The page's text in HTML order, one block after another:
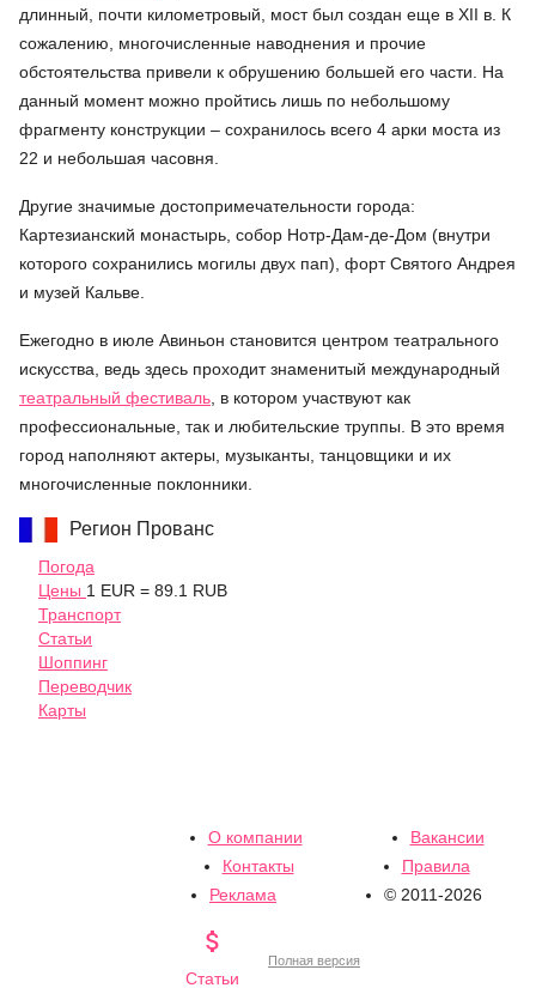
длинный, почти километровый, мост был создан еще в XII в. К
сожалению, многочисленные наводнения и прочие
обстоятельства привели к обрушению большей его части. На
данный момент можно пройтись лишь по небольшому
фрагменту конструкции – сохранилось всего 4 арки моста из
22 и небольшая часовня.
Другие значимые достопримечательности города:
Картезианский монастырь, собор Нотр-Дам-де-Дом (внутри
которого сохранились могилы двух пап), форт Святого Андрея
и музей Кальве.
Ежегодно в июле Авиньон становится центром театрального
искусства, ведь здесь проходит знаменитый международный
театральный фестиваль, в котором участвуют как
профессиональные, так и любительские труппы. В это время
город наполняют актеры, музыканты, танцовщики и их
многочисленные поклонники.
Регион Прованс
Погода
Цены 1 EUR = 89.1 RUB
Транспорт
Статьи
Шоппинг
Переводчик
Карты
О компании
Вакансии
Контакты
Правила
Реклама
© 2011-2026

Статьи
Полная версия